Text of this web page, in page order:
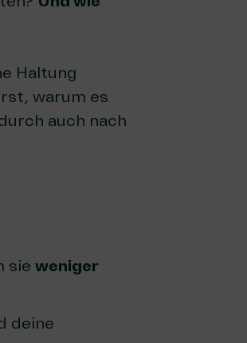
Haltung
warum es
auch nach
sie weniger
deine